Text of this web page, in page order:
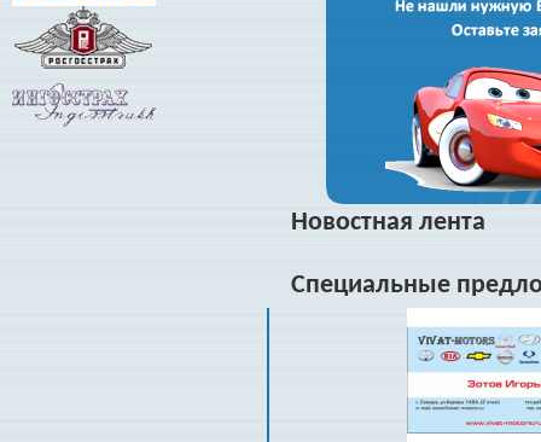
Новостная лента
Специальные